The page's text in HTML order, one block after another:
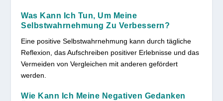
Was Kann Ich Tun, Um Meine
Selbstwahrnehmung Zu Verbessern?
Eine positive Selbstwahrnehmung kann durch tägliche
Reflexion, das Aufschreiben positiver Erlebnisse und das
Vermeiden von Vergleichen mit anderen gefördert
werden.
Wie Kann Ich Meine Negativen Gedanken